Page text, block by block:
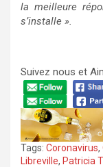
la meilleure
s’installe ».
Suivez nous et
Tags: Coronavirus,
Libreville, Patricia